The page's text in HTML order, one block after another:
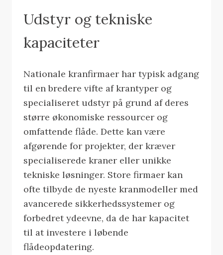
Udstyr og tekniske
kapaciteter
Nationale kranfirmaer har typisk adgang
til en bredere vifte af krantyper og
specialiseret udstyr på grund af deres
større økonomiske ressourcer og
omfattende flåde. Dette kan være
afgørende for projekter, der kræver
specialiserede kraner eller unikke
tekniske løsninger. Store firmaer kan
ofte tilbyde de nyeste kranmodeller med
avancerede sikkerhedssystemer og
forbedret ydeevne, da de har kapacitet
til at investere i løbende
flådeopdatering.